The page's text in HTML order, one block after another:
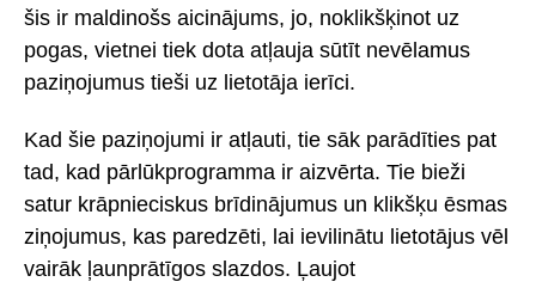
šis ir maldinošs aicinājums, jo, noklikšķinot uz
pogas, vietnei tiek dota atļauja sūtīt nevēlamus
paziņojumus tieši uz lietotāja ierīci.
Kad šie paziņojumi ir atļauti, tie sāk parādīties pat
tad, kad pārlūkprogramma ir aizvērta. Tie bieži
satur krāpnieciskus brīdinājumus un klikšķu ēsmas
ziņojumus, kas paredzēti, lai ievilinātu lietotājus vēl
vairāk ļaunprātīgos slazdos. Ļaujot